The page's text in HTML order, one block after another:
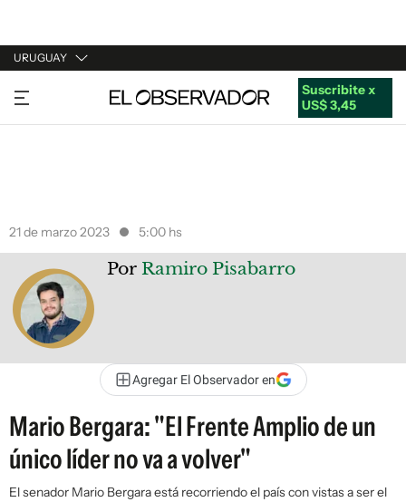
URUGUAY
URUGUAY
ARGENTINA
Suscribite x
US$ 3,45
21 de marzo 2023 5:00 hs
Por Ramiro Pisabarro
Agregar El Observador en
Mario Bergara: "El Frente Amplio de un
único líder no va a volver"
El senador Mario Bergara está recorriendo el país con vistas a ser el